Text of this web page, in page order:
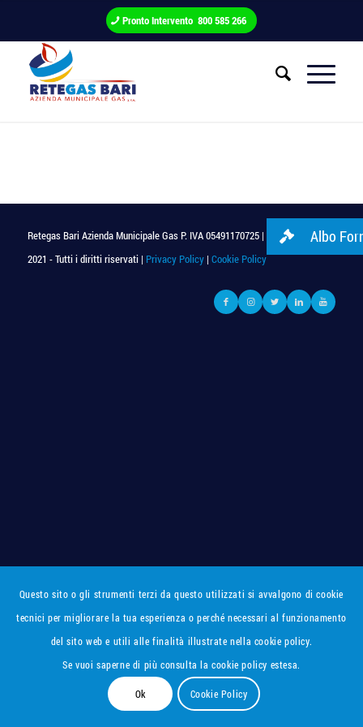
Pronto Intervento 800 585 266
Retegas Bari Azienda Municipale Gas P. IVA 05491170725 | © Copyright
2021 - Tutti i diritti riservati | Privacy Policy| Cookie Policy
Questo sito o gli strumenti terzi da questo utilizzati si avvalgono di cookie
tecnici per migliorare la tua esperienza o perché necessari al funzionamento
del sito web e utili alle finalità illustrate nella cookie policy.
Se vuoi saperne di più consulta la cookie policy estesa.
Ok Cookie Policy
Albo